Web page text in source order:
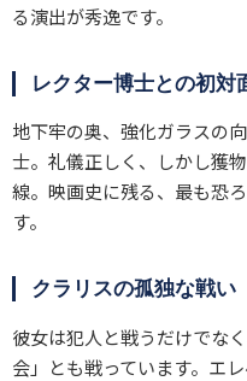
る演出が秀逸です。
レクター博士との初対
地下牢の奥、強化ガラスの
士。礼儀正しく、しかし獲
線。映画史に残る、最も恐
す。
クラリスの孤独な戦い
彼女は犯人と戦うだけでな
会」とも戦っています。エ